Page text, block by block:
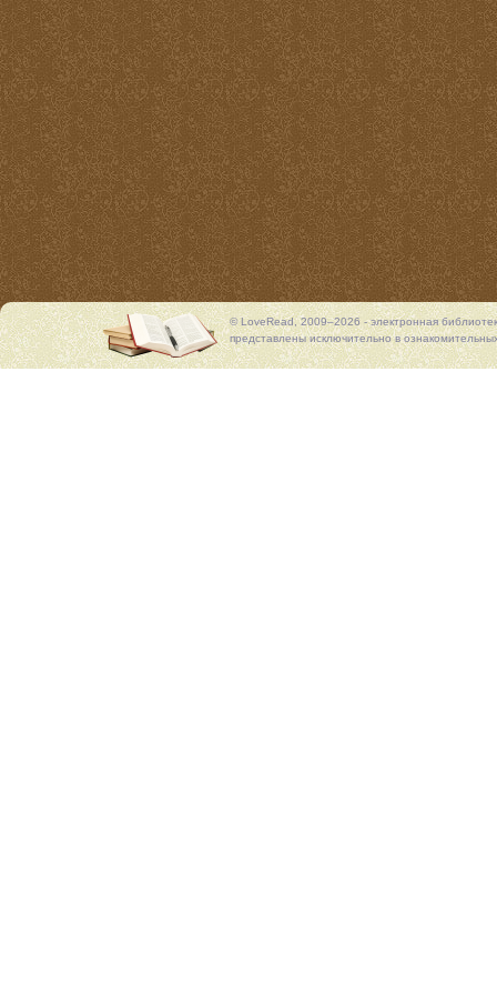
© LoveRead, 2009–2026 - электронная
представлены исключительно в